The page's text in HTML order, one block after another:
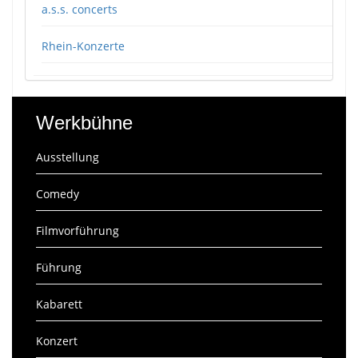
a.s.s. concerts
Rhein-Konzerte
Werkbühne
Ausstellung
Comedy
Filmvorführung
Führung
Kabarett
Konzert